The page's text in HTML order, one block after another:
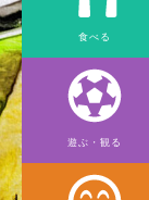
食べる
遊ぶ・観る